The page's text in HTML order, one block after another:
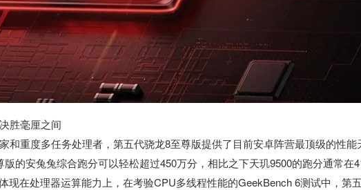
胜毫厘之间
和重度多任务处理者，第五代骁龙8至尊版提供了目前安卓阵营最顶级的性能
的安兔兔综合跑分可以轻松超过450万分，相比之下天玑9500的跑分通常在
现在处理器运算能力上，在考验CPU多线程性能的GeekBench 6测试中，第五